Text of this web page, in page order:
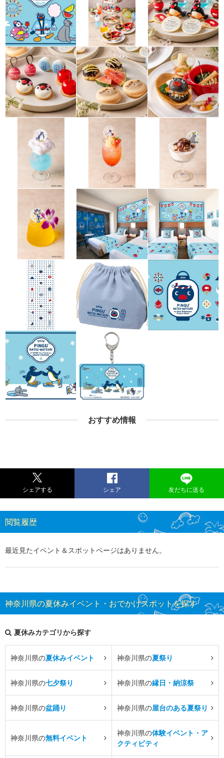
おすすめ情報
シェアする シェア 友だちに送る
閲覧履歴
最近見たイベント＆スポットページはありません。
神奈川県の夏休みイベント・おでかけスポットを探す
夏休みカテゴリから探す
神奈川県の夏休みイベント 神奈川県の夏祭り
神奈川県の七夕祭り 神奈川県の縁日・納涼祭
神奈川県の盆踊り 神奈川県の屋台のある夏祭り
神奈川県の無料イベント
神奈川県の体験イベント・ア
クティビティ